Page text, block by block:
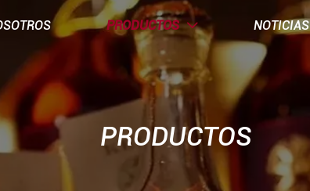
PRODUCTOS  NOTICIAS
PRODUCTOS